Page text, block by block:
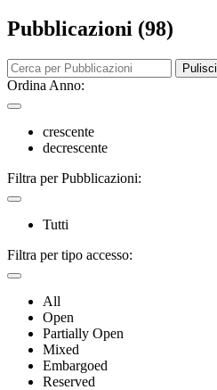
Pubblicazioni (98)
Pulisci
Ordina Anno:
crescente
decrescente
Filtra per Pubblicazioni:
Tutti
Filtra per tipo accesso:
All
Open
Partially Open
Mixed
Embargoed
Reserved